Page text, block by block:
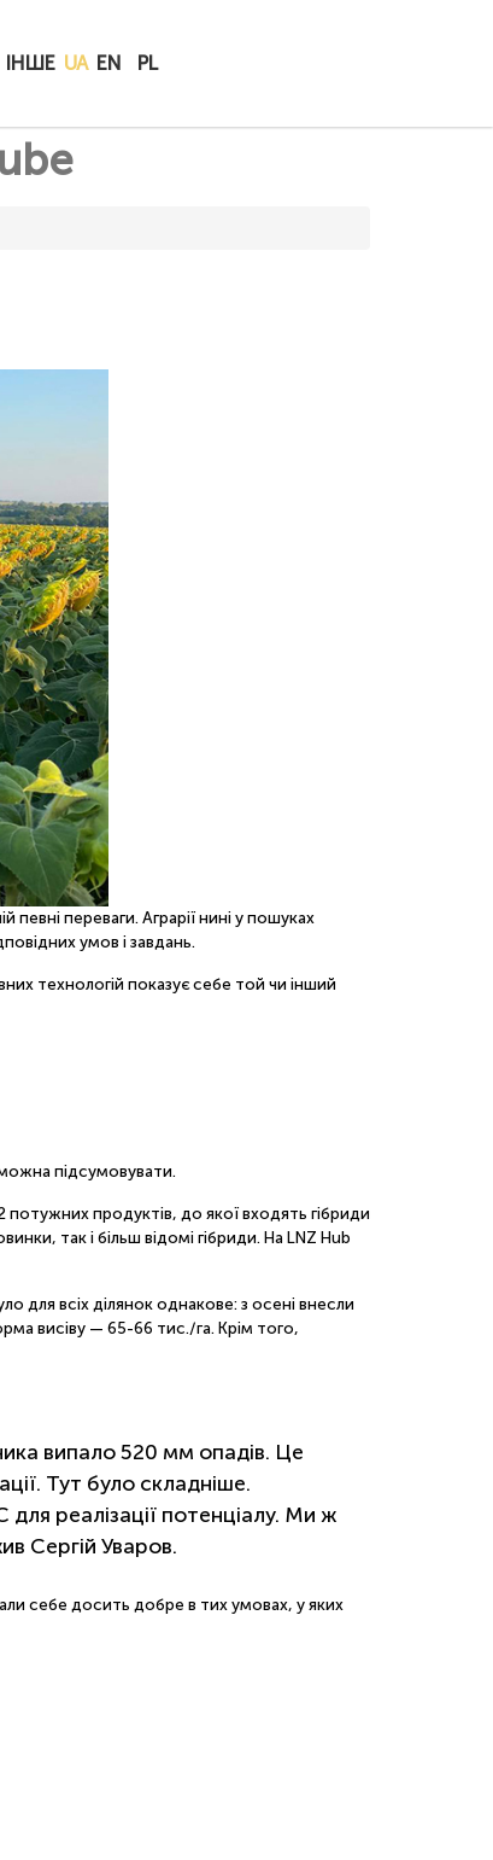
ІНШЕ UA EN PL
переваги. Аграрії нині у пошуках
умов і завдань.
технологій показує себе той чи інший
підсумовувати.
продуктів, до якої входять гібриди
так і більш відомі гібриди. На LNZ Hub
для всіх ділянок однакове: з осені внесли
висіву — 65-66 тис./га. Крім того,
випало 520 мм опадів. Це
Тут було складніше.
реалізації потенціалу. Ми ж
Сергій Уваров.
себе досить добре в тих умовах, у яких